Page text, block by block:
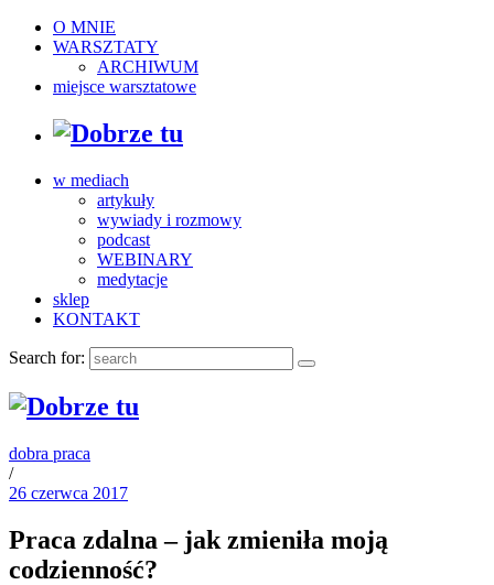
O MNIE
WARSZTATY
ARCHIWUM
miejsce warsztatowe
w mediach
artykuły
wywiady i rozmowy
podcast
WEBINARY
medytacje
sklep
KONTAKT
Search for:
dobra praca
/
26 czerwca 2017
Praca zdalna – jak zmieniła moją
codzienność?